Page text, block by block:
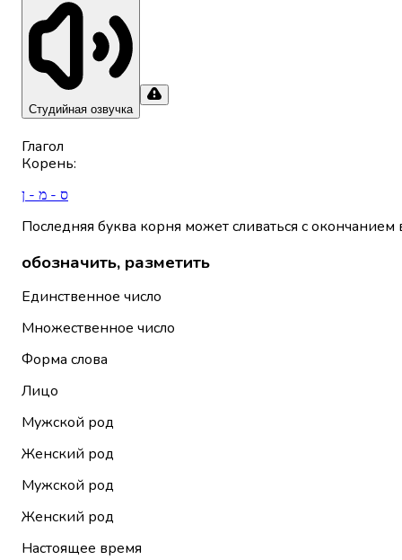
Студийная озвучка
Глагол
Корень:
ס - מ - ן
Последняя буква корня может сливаться с
обозначить, разметить
Единственное число
Множественное число
Форма слова
Лицо
Мужской род
Женский род
Мужской род
Женский род
Настоящее время